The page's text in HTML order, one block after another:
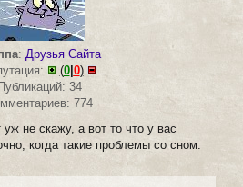
: Друзья Сайта
(0| 0)
Публикаций: 34
774
не скажу, а вот то что у вас
когда такие проблемы со сном.